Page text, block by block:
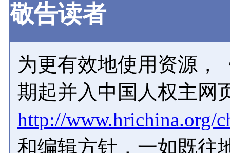
敬告读者
为更有效地使用资源，
期起并入中国人权主网
http://www.hrichina.org/
和编辑方针，一如既往